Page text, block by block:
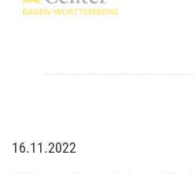
16.11.2022